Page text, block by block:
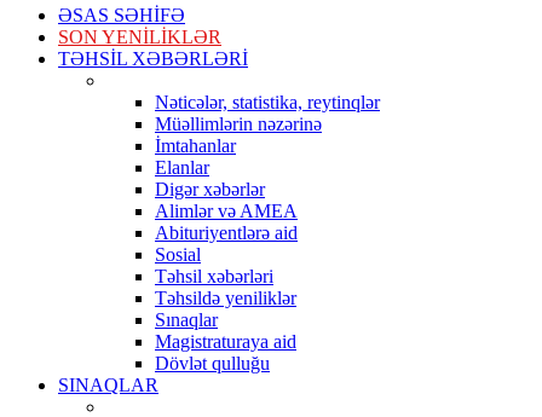
ƏSAS SƏHİFƏ
SON YENİLİKLƏR
TƏHSİL XƏBƏRLƏRİ
Nəticələr, statistika, reytinqlər
Müəllimlərin nəzərinə
İmtahanlar
Elanlar
Digər xəbərlər
Alimlər və AMEA
Abituriyentlərə aid
Sosial
Təhsil xəbərləri
Təhsildə yeniliklər
Sınaqlar
Magistraturaya aid
Dövlət qulluğu
SINAQLAR